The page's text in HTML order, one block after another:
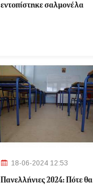
εντοπίστηκε σαλμονέλα
18-06-2024 12:53
Πανελλήνιες 2024: Πότε θα